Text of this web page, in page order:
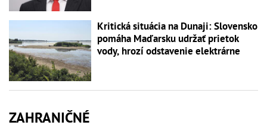
Kritická situácia na Dunaji: Slovensko
pomáha Maďarsku udržať prietok
vody, hrozí odstavenie elektrárne
ZAHRANIČNÉ